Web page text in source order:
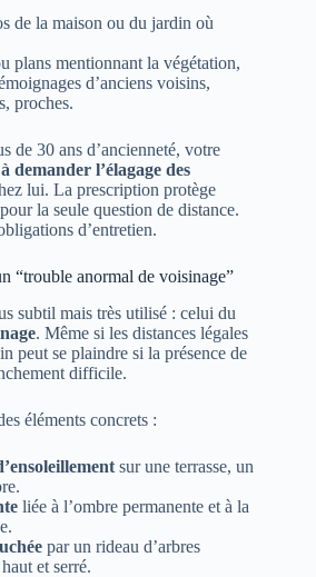
de la maison ou du jardin où
plans mentionnant la végétation,
d’anciens voisins,
proches.
de 30 ans d’ancienneté, votre
demander l’élagage des
lui. La prescription protège
la seule question de distance.
d’entretien.
“trouble anormal de voisinage”
subtil mais très utilisé : celui du
. Même si les distances légales
peut se plaindre si la présence de
difficile.
éléments concrets :
sur une terrasse, un
liée à l’ombre permanente et à la
par un rideau d’arbres
et serré.